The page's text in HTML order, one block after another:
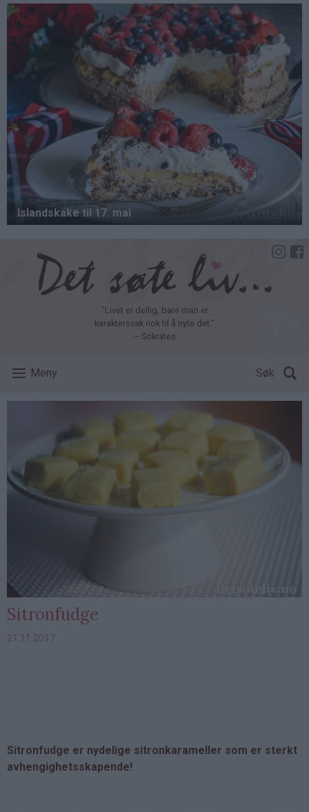
Hopp
hovedinnhold
"Livet er deilig, bare man er
karaktersvak nok til å nyte det."
– Sokrates
Meny Søk
Sitronfudge
21.11.2017
Sitronfudge er nydelige sitronkarameller som er sterkt
avhengighetsskapende!